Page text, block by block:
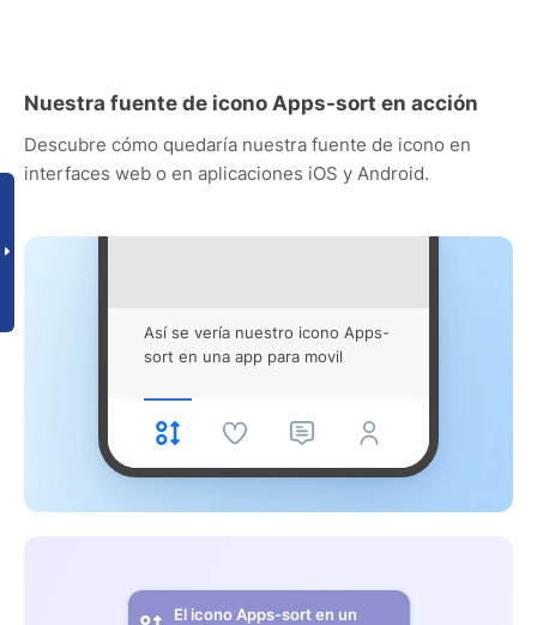
Nuestra fuente de icono Apps-sort en acción
Descubre cómo quedaría nuestra fuente de icono en
interfaces web o en aplicaciones iOS y Android.
Así se vería nuestro icono Apps-
sort en una app para movil
El icono Apps-sort en un